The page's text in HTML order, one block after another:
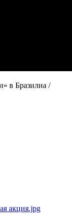
в Бразилиа /